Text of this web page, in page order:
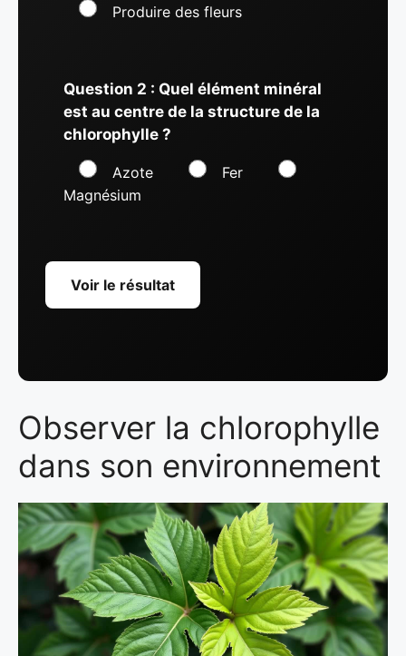
Produire des fleurs
Question 2 : Quel élément minéral
est au centre de la structure de la
chlorophylle ?
Azote
Fer
Magnésium
Voir le résultat
Observer la chlorophylle
dans son environnement